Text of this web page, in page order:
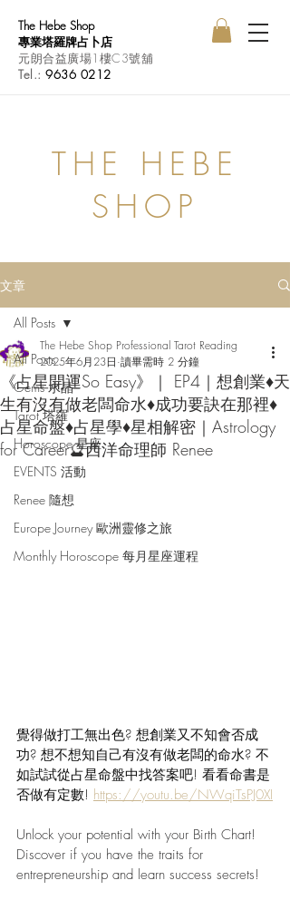
The Hebe Shop
專業塔羅牌占卜店
元朗合益廣場1樓C3號舖
Tel.:9636 0212
THE HEBE
SHOP
文章
All Posts
Gems 水晶
Tarot 塔羅
Horoscope 星座
EVENTS 活動
Renee 隨想
Europe Journey 歐洲靈修之旅
Monthly Horoscope 每月星座運程
All Posts
《占星開運So Easy》｜ EP4｜想創業♦天
生有沒有做老闆命水♦成功要訣在那裡♦
占星命盤♦占星學♦星相解密｜Astrology
for Career🔮西洋命理師 Renee
The Hebe Shop Professional Tarot Reading
2025年6月23日 讀畢需時 2 分鐘
覺得做打工無出色? 想創業又不知會否成
功? 想不想知自己有沒有做老闆的命水? 不
如試試從占星命盤中找答案吧! 看看命書是
否做有定數! https://youtu.be/NWqiTsPJ0XI
Unlock your potential with your Birth Chart!
Discover if you have the traits for
entrepreneurship and learn success secrets!